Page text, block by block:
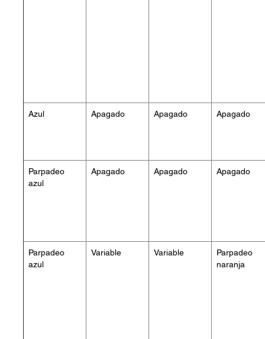
Azul Apagado Apagado Apagado
Parpadeo
azul
Apagado Apagado Apagado
Parpadeo
azul
Variable Variable
Parpadeo
naranja